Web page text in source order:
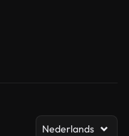
Nederlands